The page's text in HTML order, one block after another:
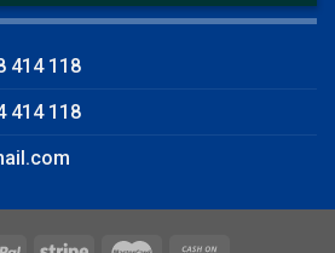
414 118
414 118